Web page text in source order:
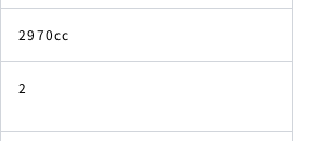
2970cc
2